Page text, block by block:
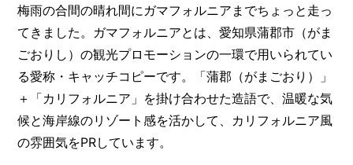
梅雨の合間の晴れ間にガマフォルニアまでちょっと走っ
てきました。ガマフォルニアとは、愛知県蒲郡市（がま
ごおりし）の観光プロモーションの一環で用いられてい
る愛称・キャッチコピーです。「蒲郡（がまごおり）」
＋「カリフォルニア」を掛け合わせた造語で、温暖な気
候と海岸線のリゾート感を活かして、カリフォルニア風
の雰囲気をPRしています。